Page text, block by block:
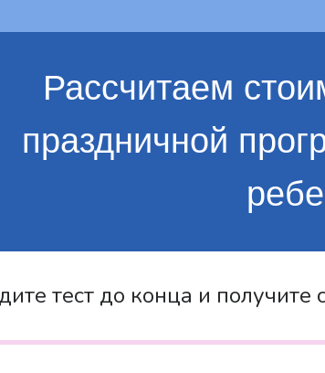
Рассчитаем
праздничной
тест до конца и получите